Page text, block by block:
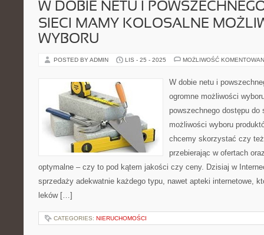
W DOBIE NETU I
SIECI MAMY KOLOSALNE
WYBORU
POSTED BY ADMIN LIS - 25 - 2025 MOŻLIWOŚĆ
W dobie netu i
ogromne możliwości
powszechnego dostępu
możliwości wyboru
chcemy skorzystać czy
przebierając w ofertach
optymalne – czy to pod kątem jakości czy ceny. Dzisiaj w
sprzedaży adekwatnie każdego typu, nawet apteki internetowe,
leków […]
CATEGORIES: NIERUCHOMOŚCI